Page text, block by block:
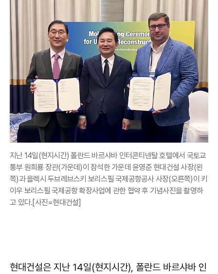
지난 14일(현지시간) 폴란드 바르샤바 인터콘티넨탈 호텔에서 국토교
통부 원희룡 장관(가운데)이 참석한 가운데 윤영준 현대건설 사장(왼
쪽)과 올렉시 두브레브스키 보리스필 국제공항공사 사장(오른쪽)이 키
이우 보리스필 국제공항 확장사업에 관한 협약 후 기념사진을 촬영하
고 있다.[사진=현대건설]
현대건설은 지난 14일(현지시간), 폴란드 바르샤바 인